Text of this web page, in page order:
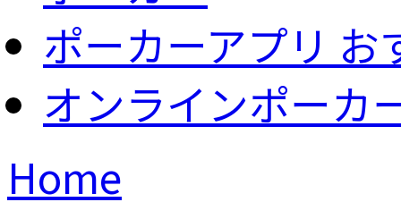
ポーカーアプリ お
オンラインポーカ
Home